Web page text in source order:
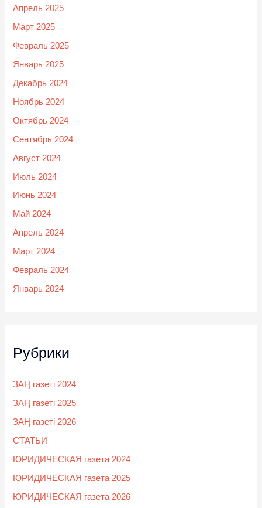
Апрель 2025
Март 2025
Февраль 2025
Январь 2025
Декабрь 2024
Ноябрь 2024
Октябрь 2024
Сентябрь 2024
Август 2024
Июль 2024
Июнь 2024
Май 2024
Апрель 2024
Март 2024
Февраль 2024
Январь 2024
Рубрики
ЗАҢ газеті 2024
ЗАҢ газеті 2025
ЗАҢ газеті 2026
СТАТЬИ
ЮРИДИЧЕСКАЯ газета 2024
ЮРИДИЧЕСКАЯ газета 2025
ЮРИДИЧЕСКАЯ газета 2026